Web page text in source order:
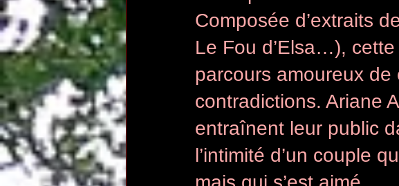
Composée d’extraits
Le Fou d’Elsa…),
parcours amoureux
contradictions. Ariane
entraînent leur public
l’intimité d’un couple